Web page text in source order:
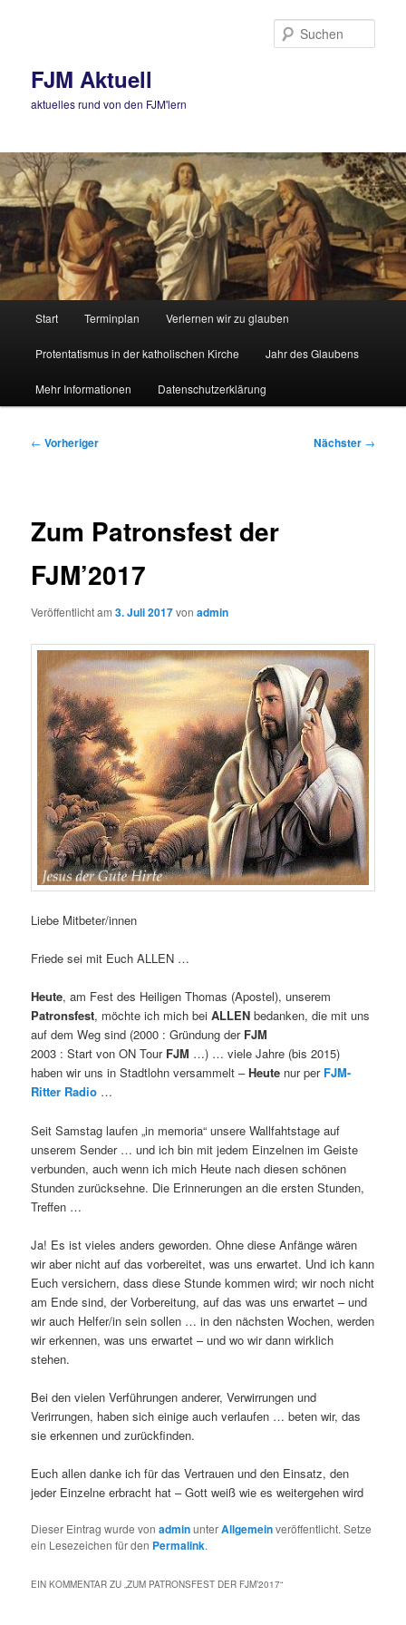
FJM Aktuell
aktuelles rund von den FJM'lern
Start Terminplan Verlernen wir zu glauben
Protentatismus in der katholischen Kirche Jahr des Glaubens
Mehr Informationen Datenschutzerklärung
Beitragsnavigation
← Vorheriger Nächster →
Zum Patronsfest der
FJM’2017
Veröffentlicht am3. Juli 2017vonadmin
Liebe Mitbeter/innen
Friede sei mit Euch ALLEN …
Heute, am Fest des Heiligen Thomas (Apostel), unserem
Patronsfest, möchte ich mich beiALLEN bedanken, die mit uns
auf dem Weg sind (2000 : Gründung der FJM
2003 : Start von ON Tour FJM …) … viele Jahre (bis 2015)
haben wir uns in Stadtlohn versammelt –Heute nur per FJM-
Ritter Radio …
Seit Samstag laufen „in memoria“ unsere Wallfahtstage auf
unserem Sender … und ich bin mit jedem Einzelnen im Geiste
verbunden, auch wenn ich mich Heute nach diesen schönen
Stunden zurücksehne. Die Erinnerungen an die ersten Stunden,
Treffen …
Ja! Es ist vieles anders geworden. Ohne diese Anfänge wären
wir aber nicht auf das vorbereitet, was uns erwartet. Und ich kann
Euch versichern, dass diese Stunde kommen wird; wir noch nicht
am Ende sind, der Vorbereitung, auf das was uns erwartet – und
wir auch Helfer/in sein sollen … in den nächsten Wochen, werden
wir erkennen, was uns erwartet – und wo wir dann wirklich
stehen.
Bei den vielen Verführungen anderer, Verwirrungen und
Verirrungen, haben sich einige auch verlaufen … beten wir, das
sie erkennen und zurückfinden.
Euch allen danke ich für das Vertrauen und den Einsatz, den
jeder Einzelne erbracht hat – Gott weiß wie es weitergehen wird
Dieser Eintrag wurde vonadminunterAllgemeinveröffentlicht. Setze
ein Lesezeichen für den Permalink.
EIN KOMMENTAR ZU „ZUM PATRONSFEST DER FJM’2017“